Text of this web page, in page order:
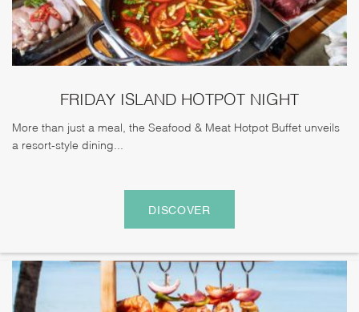
FRIDAY ISLAND HOTPOT NIGHT
More than just a meal, the Seafood & Meat Hotpot Buffet unveils
a resort-style dining...
DISCOVER